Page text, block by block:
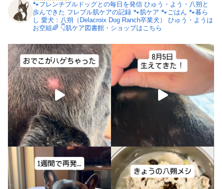
🐾フレンチブルドッグとの毎日を発信 ひゅう・よう・八朔と
歩んできた フレブル肌ケアの記録 🐾肌ケア 🐾ごはん 🐾暮ら
し 愛犬：八朔（Delacroix Dog Ranch卒業犬）
ひゅう・ようは
お空組🌈 👇肌ケア図書館・ショップはこちら